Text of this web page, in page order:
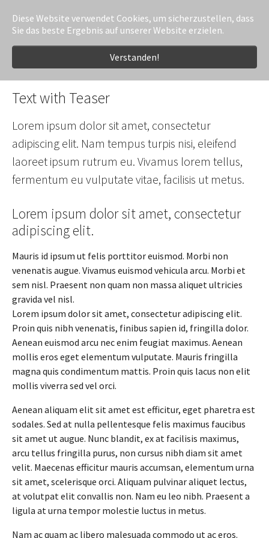
Diese Website verwendet Cookies, um sicherzustellen, dass
Sie das beste Ergebnis auf unserer Website erzielen.
Verstanden!
Zum Hauptinhalt springen
Sie sind hier:
Text Text with Teaser
Text with Teaser
Lorem ipsum dolor sit amet, consectetur
adipiscing elit. Nam tempus turpis nisi, eleifend
laoreet ipsum rutrum eu. Vivamus lorem tellus,
fermentum eu vulputate vitae, facilisis ut metus.
Lorem ipsum dolor sit amet, consectetur
adipiscing elit.
Mauris id ipsum ut felis porttitor euismod. Morbi non
venenatis augue. Vivamus euismod vehicula arcu. Morbi et
sem nisl. Praesent non quam non massa aliquet ultricies
gravida vel nisl.
Lorem ipsum dolor sit amet, consectetur adipiscing elit.
Proin quis nibh venenatis, finibus sapien id, fringilla dolor.
Aenean euismod arcu nec enim feugiat maximus. Aenean
mollis eros eget elementum vulputate. Mauris fringilla
magna quis condimentum mattis. Proin quis lacus non elit
mollis viverra sed vel orci.
Aenean aliquam elit sit amet est efficitur, eget pharetra est
sodales. Sed at nulla pellentesque felis maximus faucibus
sit amet ut augue. Nunc blandit, ex at facilisis maximus,
arcu tellus fringilla purus, non cursus nibh diam sit amet
velit. Maecenas efficitur mauris accumsan, elementum urna
sit amet, scelerisque orci. Aliquam pulvinar aliquet lectus,
at volutpat elit convallis non. Nam eu leo nibh. Praesent a
ligula at urna tempor molestie luctus in metus.
Nam ac quam ac libero malesuada commodo ut ac eros.